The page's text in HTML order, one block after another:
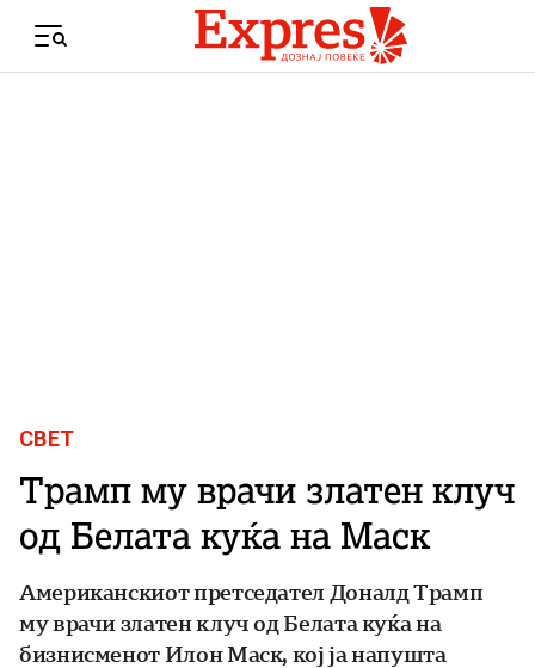
Menu
СВЕТ
Трамп му врачи златен клуч
од Белата куќа на Маск
Американскиот претседател Доналд Трамп
му врачи златен клуч од Белата куќа на
бизнисменот Илон Маск, кој ја напушта